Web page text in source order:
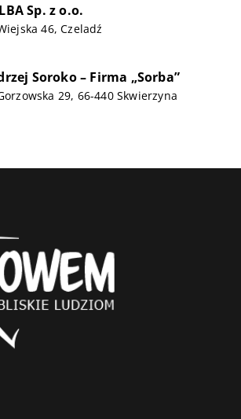
Sp. z o.o.
46, Czeladź
Soroko – Firma „Sorba”
29, 66-440 Skwierzyna